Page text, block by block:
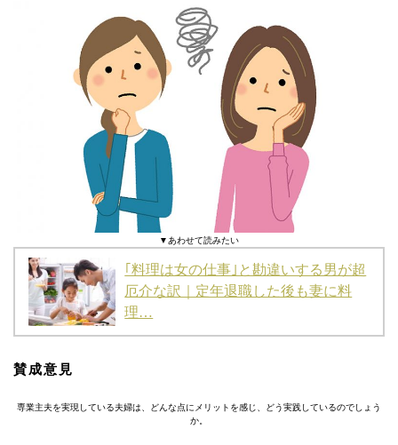
▼あわせて読みたい
｢料理は女の仕事｣と勘違いする男が超
厄介な訳｜定年退職した後も妻に料
理…
賛成意見
専業主夫を実現している夫婦は、どんな点にメリットを感じ、どう実践しているのでしょう
か。